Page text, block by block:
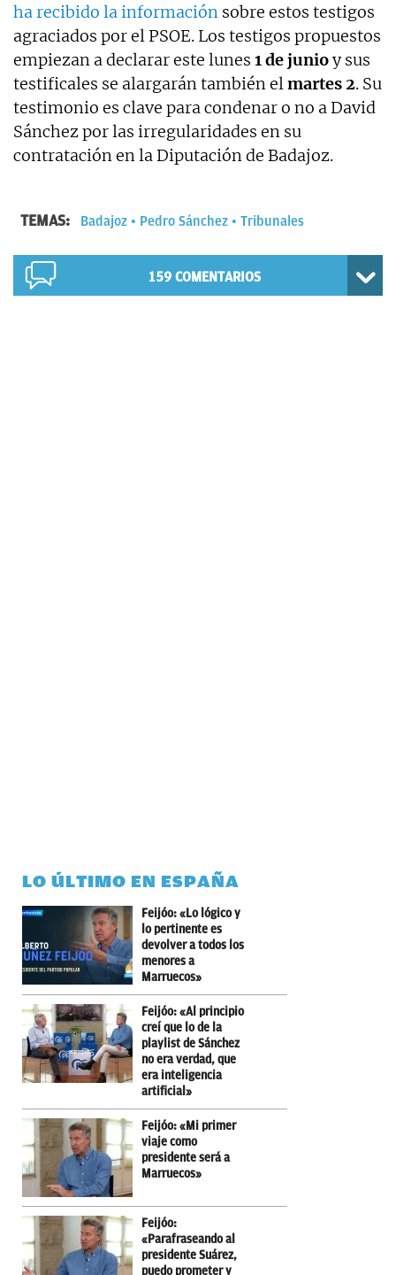
ha recibido la información sobre estos testigos
agraciados por el PSOE. Los testigos propuestos
empiezan a declarar este lunes 1 de junioy sus
testificales se alargarán también elmartes 2. Su
testimonio es clave para condenar o no a David
Sánchez por las irregularidades en su
contratación en la Diputación de Badajoz.
TEMAS: Badajoz Pedro Sánchez Tribunales
159 COMENTARIOS
LO ÚLTIMO EN ESPAÑA
Feijóo: «Lo lógico y
lo pertinente es
devolver a todos los
menores a
Marruecos»
Feijóo: «Al principio
creí que lo de la
playlist de Sánchez
no era verdad, que
era inteligencia
artificial»
Feijóo: «Mi primer
viaje como
presidente será a
Marruecos»
Feijóo:
«Parafraseando al
presidente Suárez,
puedo prometer y